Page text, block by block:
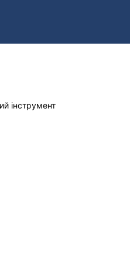
інструмент